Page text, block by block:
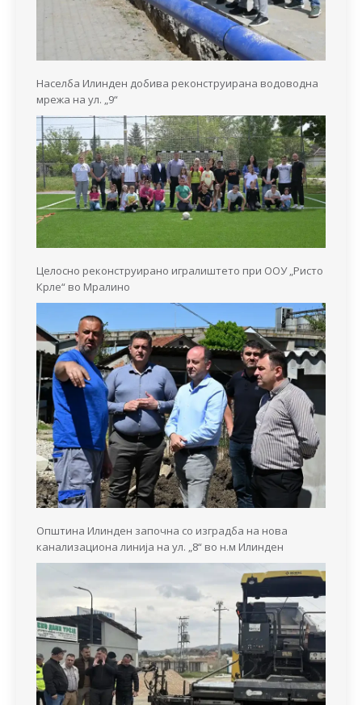
Населба Илинден добива реконструирана водоводна
мрежа на ул. „9“
Целосно реконструирано игралиштето при ООУ „Ристо
Крле“ во Мралино
Општина Илинден започна со изградба на нова
канализациона линија на ул. „8“ во н.м Илинден